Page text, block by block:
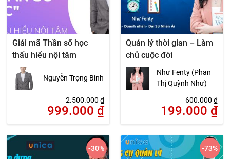
Giải mã Thần số học
thấu hiểu nội tâm
Nguyễn Trọng Bình
2.500.000₫
999.000 ₫
Quản lý thời gian – Làm
chủ cuộc đời
Như Fenty (Phan
Thị Quỳnh Như)
600.000₫
199.000 ₫
-30% -73%